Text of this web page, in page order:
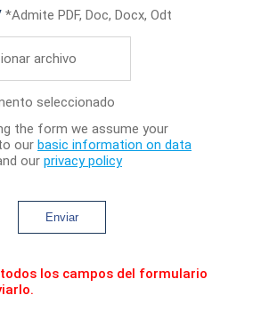
*Admite PDF, Doc, Docx, Odt
archivo
seleccionado
the form we assume your
our basic information on data
our privacy policy
Enviar
los campos del formulario